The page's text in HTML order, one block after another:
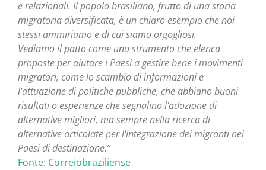
e relazionali. Il popolo brasiliano, frutto di una storia
migratoria diversificata, è un chiaro esempio che noi
stessi ammiriamo e di cui siamo orgogliosi.
Vediamo il patto come uno strumento che elenca
proposte per aiutare i Paesi a gestire bene i movimenti
migratori, come lo scambio di informazioni e
l'attuazione di politiche pubbliche, che abbiano buoni
risultati o esperienze che segnalino l'adozione di
alternative migliori, ma sempre nella ricerca di
alternative articolate per l'integrazione dei migranti nei
Paesi di destinazione.”
Fonte: Correiobraziliense